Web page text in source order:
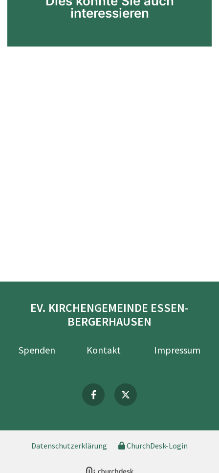
interessieren
EV. KIRCHENGEMEINDE ESSEN-
BERGERHAUSEN
Spenden Kontakt Impressum
Datenschutzerklärung ChurchDesk-Login